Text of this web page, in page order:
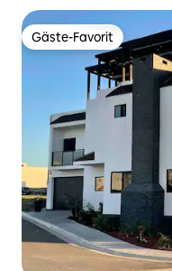
Gäste-Favorit
Gäste-Favorit